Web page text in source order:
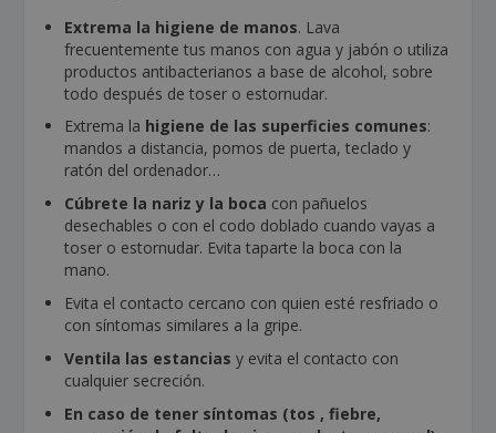
Extrema la higiene de manos. Lava
frecuentemente tus manos con agua y jabón o utiliza
productos antibacterianos a base de alcohol, sobre
todo después de toser o estornudar.
Extrema la higiene de las superficies comunes:
mandos a distancia, pomos de puerta, teclado y
ratón del ordenador…
Cúbrete la nariz y la boca con pañuelos
desechables o con el codo doblado cuando vayas a
toser o estornudar. Evita taparte la boca con la
mano.
Evita el contacto cercano con quien esté resfriado o
con síntomas similares a la gripe.
Ventila las estancias y evita el contacto con
cualquier secreción.
En caso de tener síntomas (tos , fiebre,